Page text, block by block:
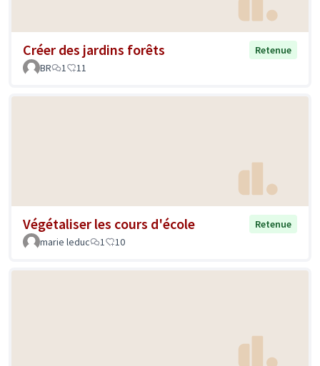
Créer des jardins forêts
Retenue
BR
1 11
Végétaliser les cours d'école
Retenue
marie leduc
1 10